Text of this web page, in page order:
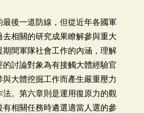
後一道防線，但從近年各國軍
相關的研究成果瞭解參與重大
間軍隊社會工作的內涵，理解
討論對象為有接觸大體經驗官
大體挖掘工作而產生嚴重壓力
。第六章則是運用復原力的觀
相關任務時遴選適當人選的參